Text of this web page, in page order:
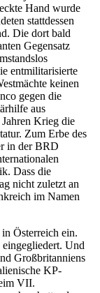
Hand wurde
stattdessen
Die dort bald
Gegensatz
entmilitarisierte
keinen
gegen die
aus
Krieg die
Zum Erbe des
in der BRD
Dass die
nicht zuletzt an
im Namen
Österreich ein.
Und
Großbritanniens
KP-
VII.